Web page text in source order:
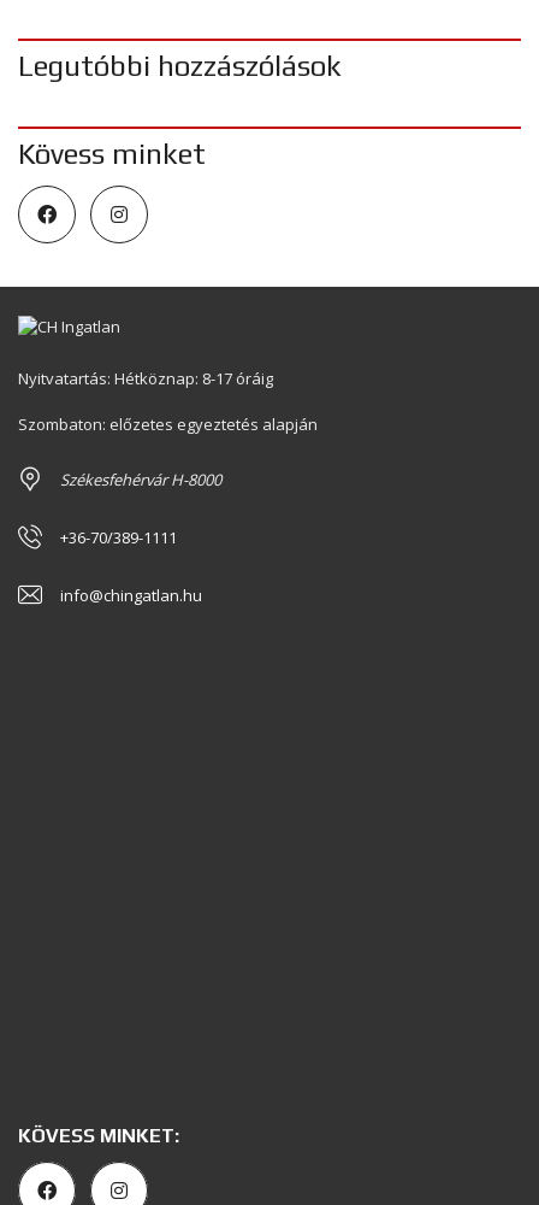
Legutóbbi hozzászólások
Kövess minket
Nyitvatartás: Hétköznap: 8-17 óráig
Szombaton: előzetes egyeztetés alapján
Székesfehérvár H-8000
+36-70/389-1111
info@chingatlan.hu
KÖVESS MINKET: